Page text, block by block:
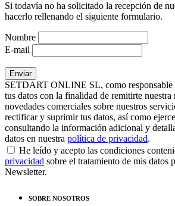
Si todavía no ha solicitado la recepción de
hacerlo rellenando el siguiente formulario.
Nombre
E-mail
SETDART ONLINE SL, como responsable
tus datos con la finalidad de remitirte nuestra
novedades comerciales sobre nuestros
rectificar y suprimir tus datos, así como
consultando la información adicional y
datos en nuestra política de privacidad.
He leído y acepto las condiciones
privacidad sobre el tratamiento de mis datos
Newsletter.
SOBRE NOSOTROS